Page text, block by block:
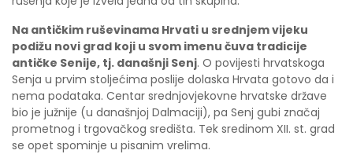
Na antičkim ruševinama Hrvati u srednjem vijeku
podižu novi grad koji u svom imenu čuva tradicije
antičke Senije, tj. današnji Senj. O povijesti hrvatskoga
Senja u prvim stoljećima poslije dolaska Hrvata gotovo da i
nema podataka. Centar srednjovjekovne hrvatske države
bio je južnije (u današnjoj Dalmaciji), pa Senj gubi značaj
prometnog i trgovačkog središta. Tek sredinom XII. st. grad
se opet spominje u pisanim vrelima.